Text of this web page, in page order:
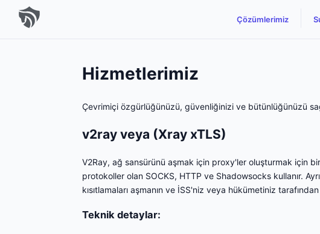
Çözümlerimiz
Hizmetlerimiz
Çevrimiçi özgürlüğünüzü, güvenliğinizi ve bütünlüğünüzü
v2ray veya (Xray xTLS)
V2Ray, ağ sansürünü aşmak için proxy'ler oluşturmak için
protokoller olan SOCKS, HTTP ve Shadowsocks kullanır.
kısıtlamaları aşmanın ve İSS'niz veya hükümetiniz
Teknik detaylar: